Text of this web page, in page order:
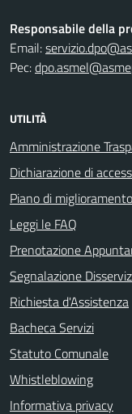
Responsabile della
Email:
Pec:
UTILITÀ
Amministrazione
Dichiarazione di
Piano di
Leggi le FAQ
Prenotazione
Segnalazione
Richiesta d'Assistenza
Bacheca Servizi
Statuto Comunale
Whistleblowing
Informativa privacy